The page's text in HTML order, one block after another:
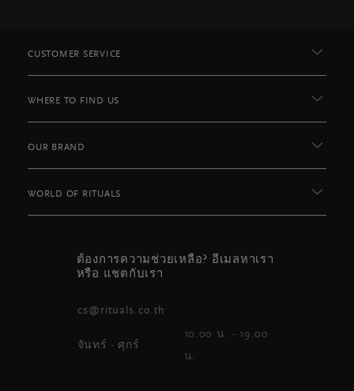
CUSTOMER SERVICE
WHERE TO FIND US
OUR BRAND
WORLD OF RITUALS
ต้องการความช่วยเหลือ? อีเมลหาเรา
หรือ แชตกับเรา
cs@rituals.co.th
จันทร์ - ศุกร์
10.00 น. - 19.00
น.